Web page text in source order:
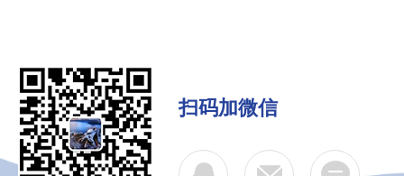
扫码加微信